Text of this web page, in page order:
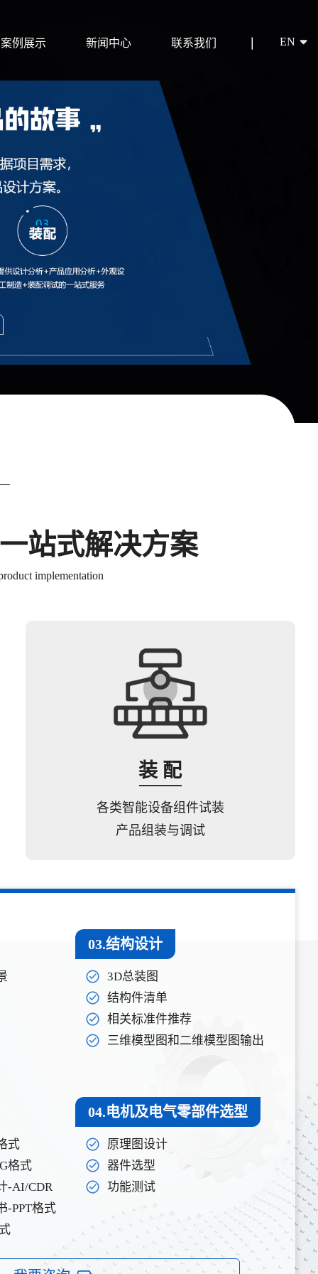
案例展示 新闻中心 联系我们 EN
站式解决方案
implementation
装 配
各类智能设备组件试装
产品组装与调试
03.结构设计
3D总装图
结构件清单
相关标准件推荐
三维模型图和二维模型图输出
式
格式
-AI/CDR
-PPT格式
04.电机及电气零部件选型
原理图设计
器件选型
功能测试